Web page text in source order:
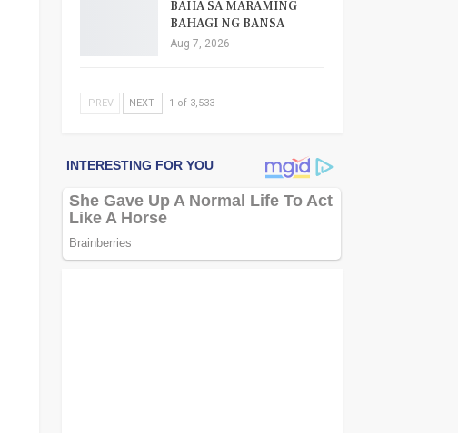
BAHA SA MARAMING
BAHAGI NG BANSA
Aug 7, 2026
PREV NEXT 1 of 3,533